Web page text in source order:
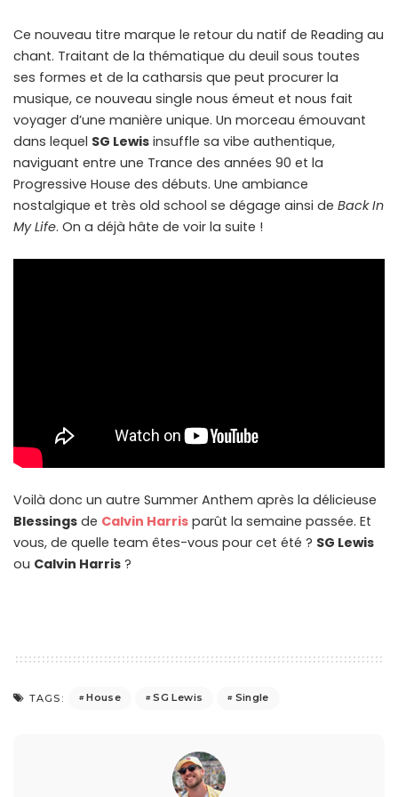
Ce nouveau titre marque le retour du natif de Reading au
chant. Traitant de la thématique du deuil sous toutes
ses formes et de la catharsis que peut procurer la
musique, ce nouveau single nous émeut et nous fait
voyager d’une manière unique. Un morceau émouvant
dans lequel SG Lewis insuffle sa vibe authentique,
naviguant entre une Trance des années 90 et la
Progressive House des débuts. Une ambiance
nostalgique et très old school se dégage ainsi de Back In
My Life. On a déjà hâte de voir la suite !
Voilà donc un autre Summer Anthem après la délicieuse
Blessings de Calvin Harris parût la semaine passée. Et
vous, de quelle team êtes-vous pour cet été ? SG Lewis
ou Calvin Harris ?
TAGS: House SG Lewis Single